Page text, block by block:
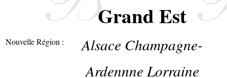
Nouvelle Région :
Grand Est
Alsace Champagne-
Ardennne Lorraine